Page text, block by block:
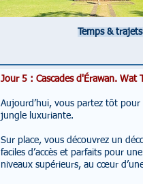
Temps & trajets
Jour 5 : Cascades d'Érawan.
Aujourd’hui, vous partez tôt pour
jungle luxuriante.
Sur place, vous découvrez un
faciles d’accès et parfaits pour
niveaux supérieurs, au cœur